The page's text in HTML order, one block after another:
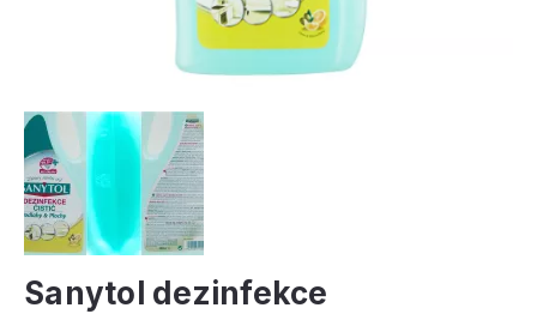
Sanytol dezinfekce